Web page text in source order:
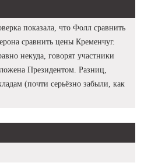
показала, что Фолл сравнить
сравнить цены Кременчуг.
некуда, говорят участники
Президентом. Разниц,
(почти серьёзно забыли, как